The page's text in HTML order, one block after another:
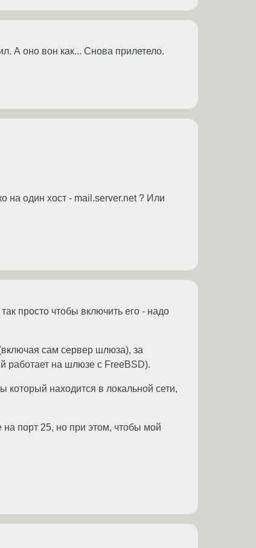
А оно вон как... Снова прилетело.
на один хост - mail.server.net ? Или
просто чтобы включить его - надо
сам сервер шлюза), за
работает на шлюзе с FreeBSD).
находится в локальной сети,
на порт 25, но при этом, чтобы мой